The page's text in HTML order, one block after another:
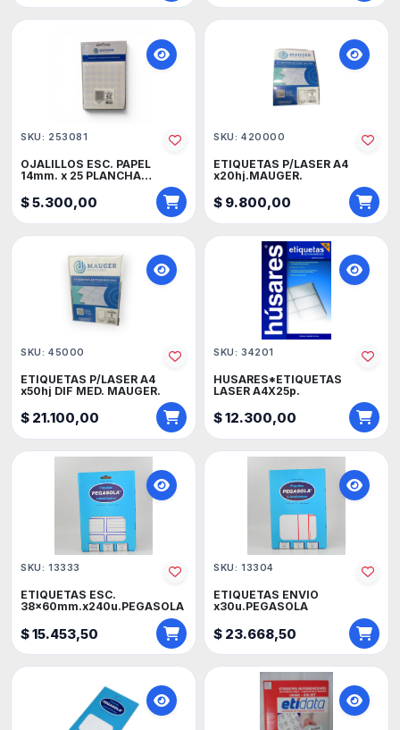
SKU: 253081
OJALILLOS ESC. PAPEL
14mm. x 25 PLANCHA
$ 5.300,00
SKU: 420000
ETIQUETAS P/LASER A4
x20hj.MAUGER.
$ 9.800,00
SKU: 45000
ETIQUETAS P/LASER A4
x50hj DIF MED. MAUGER.
$ 21.100,00
SKU: 34201
HUSARES*ETIQUETAS
LASER A4X25p.
$ 12.300,00
SKU: 13333
ETIQUETAS ESC.
38x60mm.x240u.PEGASOLA
$ 15.453,50
SKU: 13304
ETIQUETAS ENVIO
x30u.PEGASOLA
$ 23.668,50